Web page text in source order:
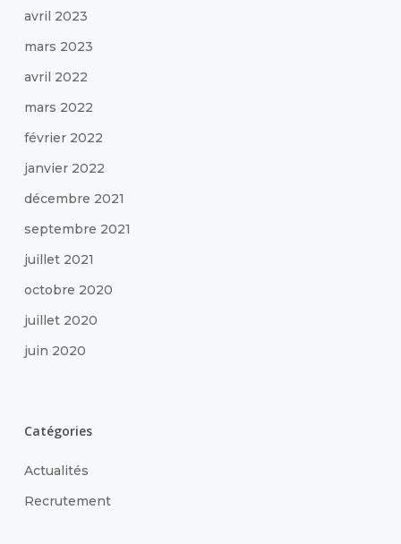
avril 2023
mars 2023
avril 2022
mars 2022
février 2022
janvier 2022
décembre 2021
septembre 2021
juillet 2021
octobre 2020
juillet 2020
juin 2020
Catégories
Actualités
Recrutement